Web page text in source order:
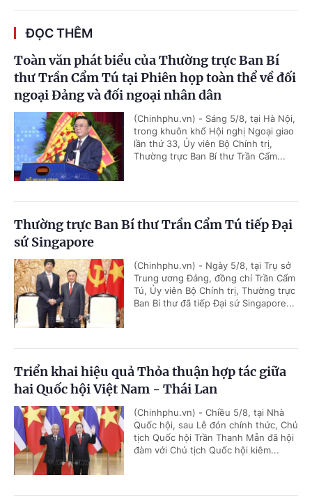
ĐỌC THÊM
Toàn văn phát biểu của Thường trực Ban Bí
thư Trần Cẩm Tú tại Phiên họp toàn thể về đối
ngoại Đảng và đối ngoại nhân dân
(Chinhphu.vn) - Sáng 5/8, tại Hà Nội,
trong khuôn khổ Hội nghị Ngoại giao
lần thứ 33, Ủy viên Bộ Chính trị,
Thường trực Ban Bí thư Trần Cẩm...
Thường trực Ban Bí thư Trần Cẩm Tú tiếp Đại
sứ Singapore
(Chinhphu.vn) - Ngày 5/8, tại Trụ sở
Trung ương Đảng, đồng chí Trần Cẩm
Tú, Ủy viên Bộ Chính trị, Thường trực
Ban Bí thư đã tiếp Đại sứ Singapore...
Triển khai hiệu quả Thỏa thuận hợp tác giữa
hai Quốc hội Việt Nam - Thái Lan
(Chinhphu.vn) - Chiều 5/8, tại Nhà
Quốc hội, sau Lễ đón chính thức, Chủ
tịch Quốc hội Trần Thanh Mẫn đã hội
đàm với Chủ tịch Quốc hội kiêm...